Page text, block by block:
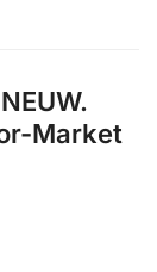
Market